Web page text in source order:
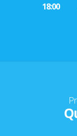
18:00